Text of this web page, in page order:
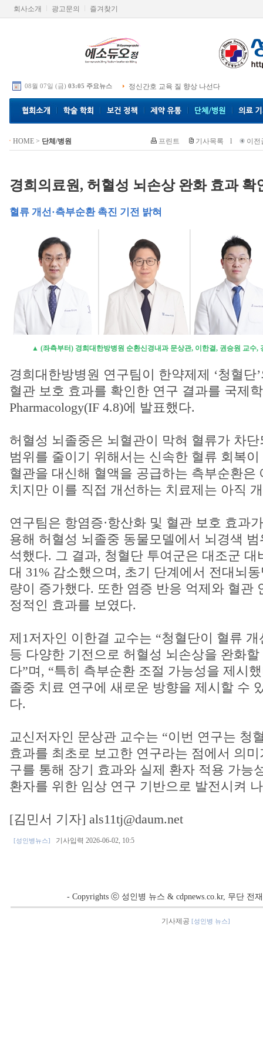
회사소개 광고문의 즐겨찾기
08월 07일 (금) 03:05 주요뉴스 정신간호 교육 질 향상 나선다
HOME> 단체/병원 프린트 기사목록 l 이전
경희의료원, 허혈성 뇌손상 완화 효과 확
혈류 개선·측부순환 촉진 기전 밝혀
▲ (좌측부터) 경희대한방병원 순환신경내과 문상관, 이한결, 권승원 교수,
경희대한방병원 연구팀이 한약제제 ‘청혈단
혈관 보호 효과를 확인한 연구 결과를 국제
Pharmacology(IF 4.8)에 발표했다.
허혈성 뇌졸중은 뇌혈관이 막혀 혈류가 차
범위를 줄이기 위해서는 신속한 혈류 회복
혈관을 대신해 혈액을 공급하는 측부순환은
치지만 이를 직접 개선하는 치료제는 아직
연구팀은 항염증·항산화 및 혈관 보호 효과
용해 허혈성 뇌졸중 동물모델에서 뇌경색
석했다. 그 결과, 청혈단 투여군은 대조군 대
대 31% 감소했으며, 초기 단계에서 전대뇌
량이 증가했다. 또한 염증 반응 억제와 혈관
정적인 효과를 보였다.
제1저자인 이한결 교수는 “청혈단이 혈류
등 다양한 기전으로 허혈성 뇌손상을 완화
다”며, “특히 측부순환 조절 가능성을 제시
졸중 치료 연구에 새로운 방향을 제시할 수
다.
교신저자인 문상관 교수는 “이번 연구는 청
효과를 최초로 보고한 연구라는 점에서 의
구를 통해 장기 효과와 실제 환자 적용 가능
환자를 위한 임상 연구 기반으로 발전시켜
[김민서 기자] als11tj@daum.net
[성인병뉴스] 기사입력 2026-06-02, 10:5
- Copyrights ⓒ 성인병 뉴스 & cdpnews.co.kr, 무단 전
기사제공 [성인병 뉴스]